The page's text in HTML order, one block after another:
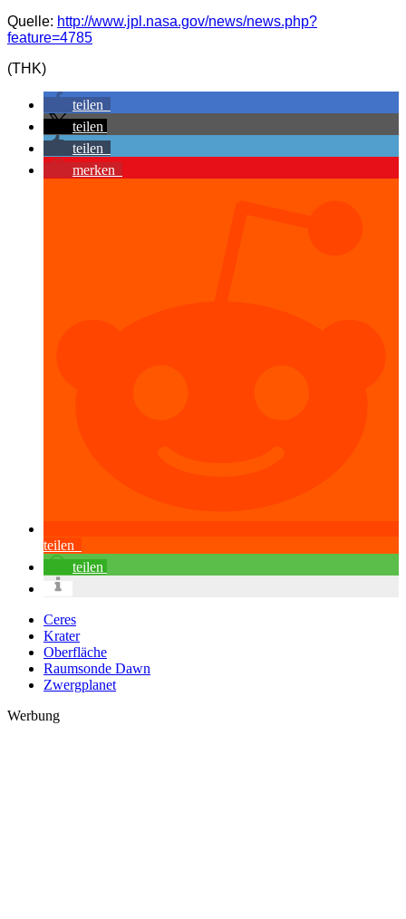
Quelle: http://www.jpl.nasa.gov/news/news.php?
feature=4785
(THK)
teilen
teilen
teilen
merken
teilen
teilen
Ceres
Krater
Oberfläche
Raumsonde Dawn
Zwergplanet
Werbung